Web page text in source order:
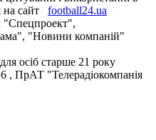
на сайт
football24.ua
"Спецпроект",
"Новини компаній"
осіб старше 21 року
, ПрАТ "Телерадіокомпанія